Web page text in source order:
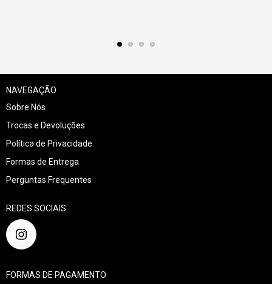
NAVEGAÇÃO
Sobre Nós
Trocas e Devoluções
Política de Privacidade
Formas de Entrega
Perguntas Frequentes
REDES SOCIAIS
FORMAS DE PAGAMENTO